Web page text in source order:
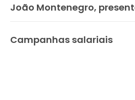
João Montenegro,
Campanhas salariais